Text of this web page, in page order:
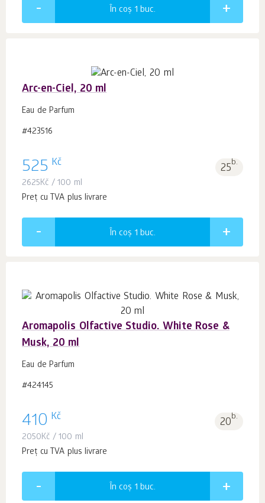
În coș 1 buc.
Arc-en-Ciel, 20 ml
Eau de Parfum
#423516
525 Kč 25b.
2625Kč / 100 ml
Preț cu TVA plus livrare
În coș 1 buc.
Aromapolis Olfactive Studio. White Rose &
Musk, 20 ml
Eau de Parfum
#424145
410 Kč 20b.
2050Kč / 100 ml
Preț cu TVA plus livrare
În coș 1 buc.